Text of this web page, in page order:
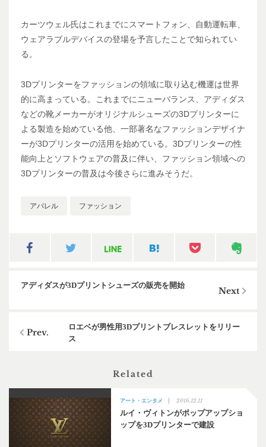
カーツウェル氏はこれまでにスマートフォン、自動運転車、
ウェアラブルデバイスの登場を予言したことで知られてい
る。
3Dプリンターをファッションの領域に取り込む機運は世界
的に高まっている。これまでにニューバランス、アディダス
などの靴メーカーがオリジナルシューズの3Dプリンターに
よる製造を始めている他、一部著名なファッションデザイナ
ーが3Dプリンターの活用を始めている。3Dプリンターの性
能向上とソフトウェアの普及に伴い、ファッション領域への
3Dプリンターの普及は今後さらに進みそうだ。
アパレル ファッション
アディダスが3Dプリントシューズの販売を開始
ロエベが男性用3Dプリントブレスレットをリリー
ス
Related
アート・エンタメ 2016.12.11
ルイ・ヴィトンがポップアップショ
ップを3Dプリンターで建設